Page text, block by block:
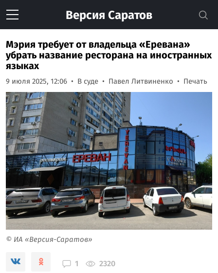
Версия Саратов
Мэрия требует от владельца «Еревана»
убрать название ресторана на иностранных
языках
9 июля 2025, 12:06 В суде Павел Литвиненко Печать
© ИА «Версия-Саратов»
1 2320